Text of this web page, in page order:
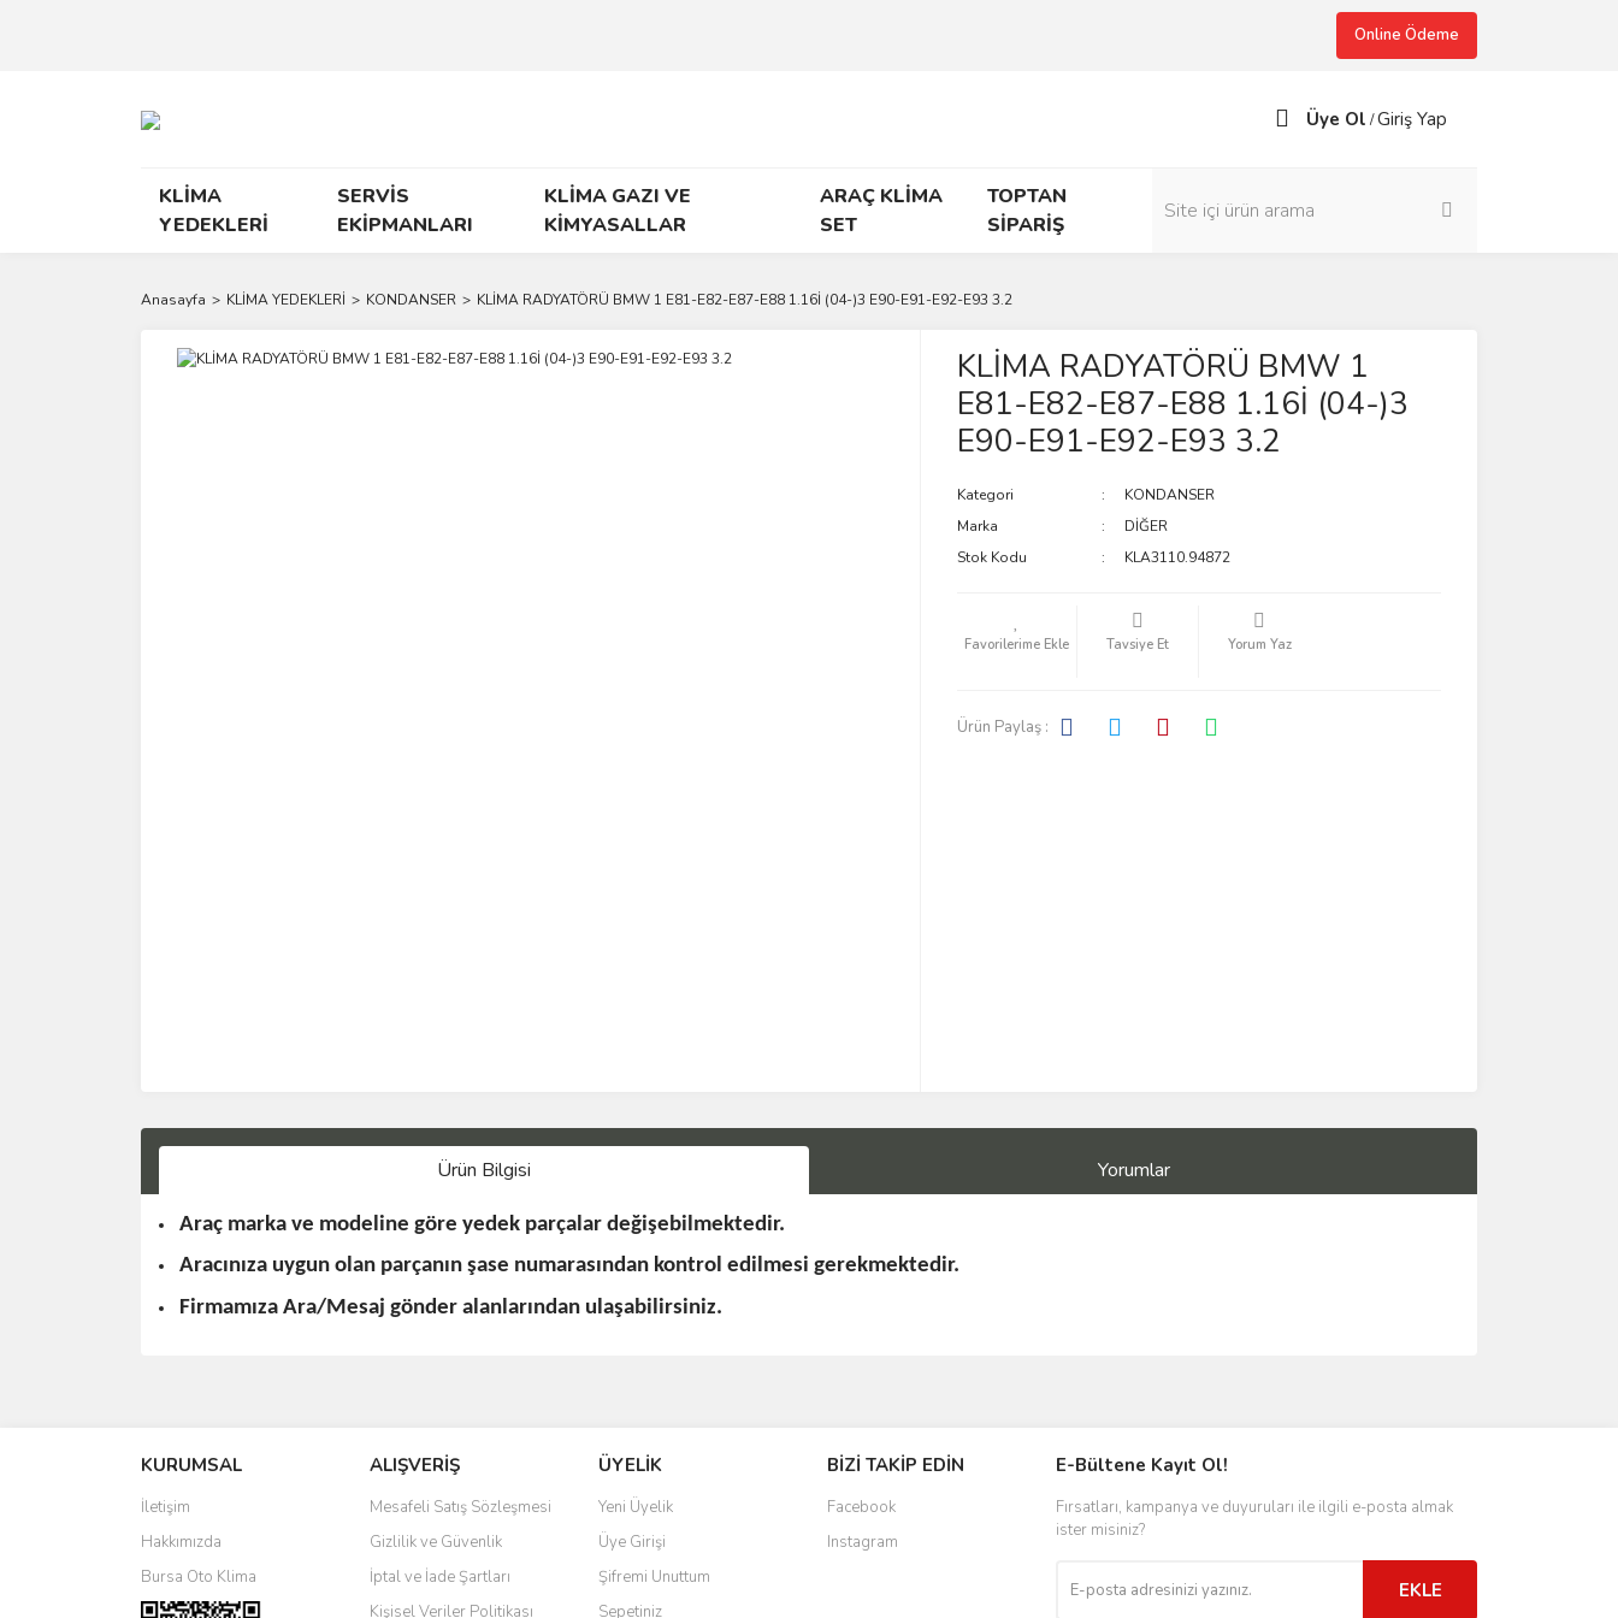
Online Ödeme
Üye Ol /Giriş Yap
KLİMA
YEDEKLERİ
SERVİS
EKİPMANLARI
KLİMA GAZI VE
KİMYASALLAR
ARAÇ KLİMA
SET
TOPTAN
SİPARİŞ
Anasayfa KLİMA YEDEKLERİ KONDANSER KLİMA RADYATÖRÜ BMW 1 E81-E82-E87-E88 1.16İ (04-)3 E90-E91-E92-E93 3.2
KLİMA RADYATÖRÜ BMW 1
E81-E82-E87-E88 1.16İ (04-)3
E90-E91-E92-E93 3.2
Kategori
KONDANSER
Marka
DİĞER
Stok Kodu
KLA3110.94872
Tavsiye Et Yorum Yaz
Ürün Paylaş :
Ürün Bilgisi Yorumlar
Araç marka ve modeline göre yedek parçalar değişebilmektedir.
Aracınıza uygun olan parçanın şase numarasından kontrol edilmesi gerekmektedir.
Firmamıza Ara/Mesaj gönder alanlarından ulaşabilirsiniz.
Yorum Yaz
KURUMSAL
İletişim
Hakkımızda
Bursa Oto Klima
ALIŞVERİŞ
Mesafeli Satış Sözleşmesi
Gizlilik ve Güvenlik
İptal ve İade Şartları
Kişisel Veriler Politikası
ÜYELİK
Yeni Üyelik
Üye Girişi
Şifremi Unuttum
Sepetiniz
BİZİ TAKİP EDİN
Facebook
Instagram
E-Bültene Kayıt Ol!
Fırsatları, kampanya ve duyuruları ile ilgili e-posta almak
ister misiniz?
EKLE